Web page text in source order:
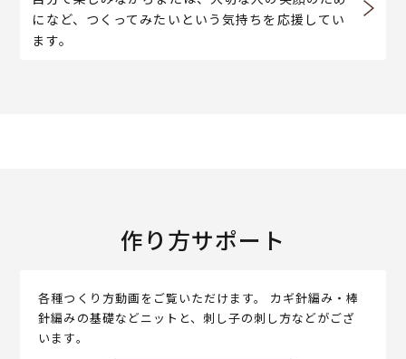
になど、つくってみたいという気持ちを応援してい
ます。
作り方サポート
各種つくり方動画をご覧いただけます。 カギ針編み・棒
針編みの基礎などニットと、刺し子の刺し方などがござ
います。